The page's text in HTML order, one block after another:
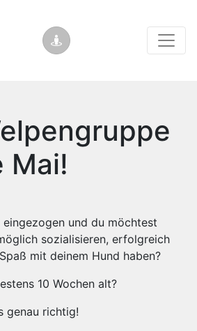
Mai!
und du möchtest
sozialisieren, erfolgreich
mit deinem Hund haben?
10 Wochen alt?
genau richtig!